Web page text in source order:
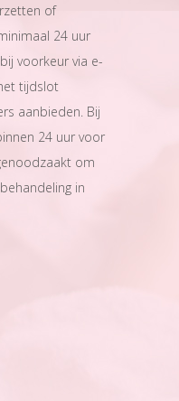
of
24 uur
voorkeur via e-
tijdslot
aanbieden. Bij
24 uur voor
om
in